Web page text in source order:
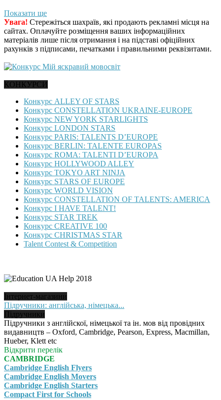
Показати ще
Увага! Стережіться шахраїв, які продають рекламні місця на
сайтах. Оплачуйте розміщення ваших інформаційних
матеріалів лише після отримання і на підставі офіційних
рахунків з підписами, печатками і правильними реквізитами.
КОНКУРСИ
Конкурс ALLEY OF STARS
Конкурс CONSTELLATION UKRAINE-EUROPE
Конкурс NEW YORK STARLIGHTS
Конкурс LONDON STARS
Конкурс PARIS: TALENTS D’EUROPE
Конкурс BERLIN: TALENTE EUROPAS
Конкурс ROMA: TALENTI D’EUROPA
Конкурс HOLLYWOOD ALLEY
Конкурс TOKYO ART NINJA
Конкурс STARS OF EUROPE
Конкурс WORLD VISION
Конкурс CONSTELLATION OF TALENTS: AMERICA
Конкурс I HAVE TALENT!
Конкурс STAR TREK
Конкурс CREATIVE 100
Конкурс CHRISTMAS STAR
Talent Contest & Competition
Інтернет-магазини
Підручники: англійська, німецька...
Підручники
Підручники з англійскої, німецької та ін. мов від провідних
видавництв – Oxford, Cambridge, Pearson, Express, Macmillan,
Hueber, Klett etc
Відкрити перелік
CAMBRIDGE
Cambridge English Flyers
Cambridge English Movers
Cambridge English Starters
Compact First for Schools